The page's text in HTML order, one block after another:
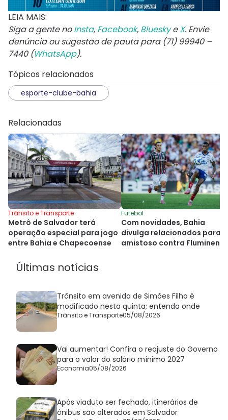
LEIA MAIS:
Siga a gente noInsta, Facebook, BlueskyeX. Envie
denúncia ou sugestão de pauta para (71) 99940 –
7440 (WhatsApp).
Tópicos relacionados
esporte-clube-bahia
Relacionadas
Trânsito e Transporte
Metrô de Salvador terá
operação especial para jogo
entre Bahia e Chapecoense
Futebol
Com novidades, Bahia
divulga relacionados para
amistoso contra Fluminense
Últimas notícias
Trânsito em avenida de Simões Filho é
modificado nesta quinta; entenda onde
Trânsito e Transporte05/08/2026
Vai aumentar! Confira o reajuste do Governo
para o valor do salário mínimo 2027
Economia05/08/2026
Após viaduto ser fechado, itinerários de
ônibus são alterados em Salvador